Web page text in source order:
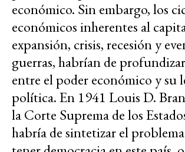
económico. Sin embargo, los
económicos inherentes al
expansión, crisis, recesión y
guerras, habrían de
entre el poder económico y su
política. En 1941 Louis D.
la Corte Suprema de los
habría de sintetizar el